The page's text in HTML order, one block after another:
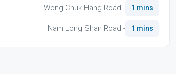
Wong Chuk Hang Road - 1 mins
Nam Long Shan Road - 1 mins